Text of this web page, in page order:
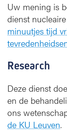
Uw mening is
dienst
minuutjes tijd
Research
Deze dienst
en de
ons
de KU Leuven.